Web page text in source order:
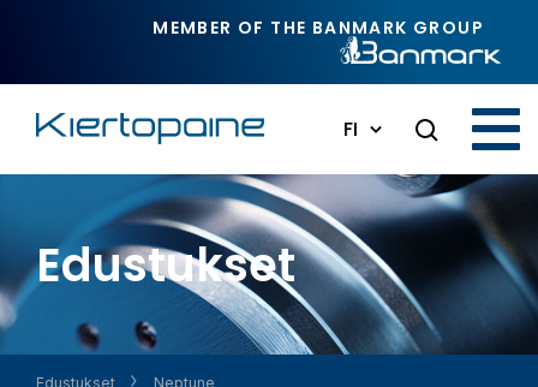
MEMBER OF THE BANMARK GROUP
FI
Edustukset
Edustukset Neptune